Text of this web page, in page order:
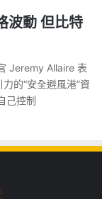
波動 但比特
Jeremy Allaire 表
的“安全避風港”資
己控制